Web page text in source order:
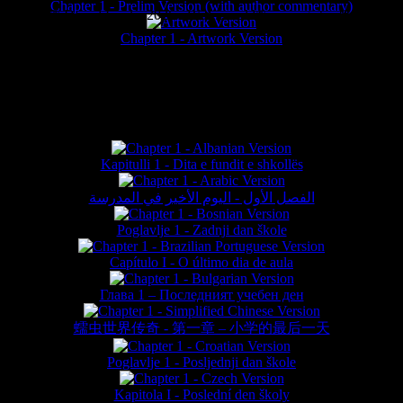
Chapter 1 - Prelim Version (with author commentary)
Chapter 1 - Artwork Version
Kapitulli 1 - Dita e fundit e shkollës
الفصل الأول - اليوم الأخير في المدرسة
Poglavlje 1 - Zadnji dan škole
Capítulo I - O último dia de aula
Глава 1 – Последният учебен ден
蠕虫世界传奇 - 第一章 – 小学的最后一天
Poglavlje 1 - Posljednji dan škole
Kapitola I - Poslední den školy
website © Daniel Lieske 2026 - Wormworld® is a registered